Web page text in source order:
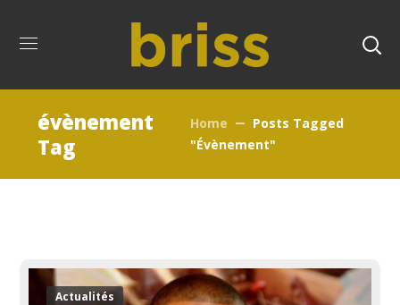
évènement
Tag
Home
Posts Tagged
"évènement"
Actualités